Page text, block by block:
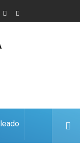
gestiones para